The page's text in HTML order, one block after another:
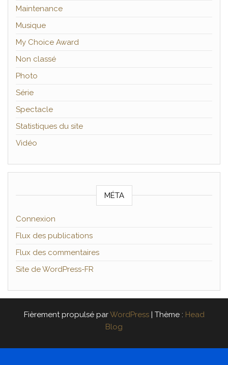
Maintenance
Musique
My Choice Award
Non classé
Photo
Série
Spectacle
Statistiques du site
Vidéo
MÉTA
Connexion
Flux des publications
Flux des commentaires
Site de WordPress-FR
Fièrement propulsé parWordPress | Thème : Head
Blog